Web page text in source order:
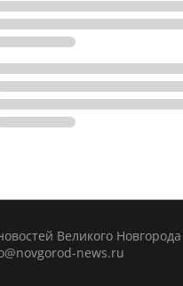
Великого Новгорода
news.ru